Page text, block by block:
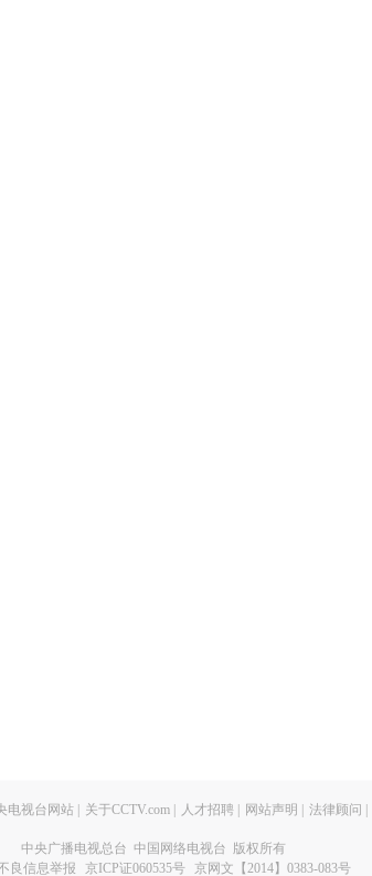
电视台网站 关于CCTV.com 人才招聘 网站声明 法律顾问
中央广播电视总台 中国网络电视台 版权所有
良信息举报
京ICP证060535号 京网文【2014】0383-083号